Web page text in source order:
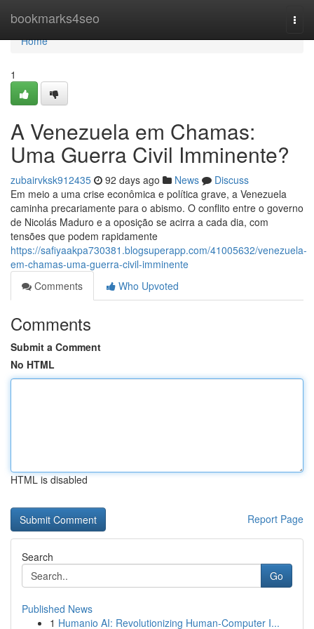
bookmarks4seo
Home
Home
1
A Venezuela em Chamas:
Uma Guerra Civil Imminente?
zubairvksk912435 92 days ago News
Discuss
Em meio a uma crise econômica e política grave, a Venezuela
caminha precariamente para o abismo. O conflito entre o governo
de Nicolás Maduro e a oposição se acirra a cada dia, com
tensões que podem rapidamente
https://safiyaakpa730381.blogsuperapp.com/41005632/venezuela-
em-chamas-uma-guerra-civil-imminente
Comments
Who Upvoted
Comments
Submit a Comment
No HTML
HTML is disabled
Report Page
Search
Go
Published News
1 Humanio AI: Revolutionizing Human-Computer I...